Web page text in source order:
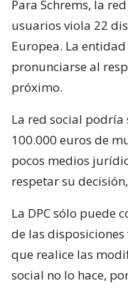
Para Schrems, la
usuarios viola 22
Europea. La
pronunciarse al
próximo.
La red social podría
100.000 euros de
pocos medios
respetar su
La DPC sólo puede
de las
que realice las
social no lo hace,